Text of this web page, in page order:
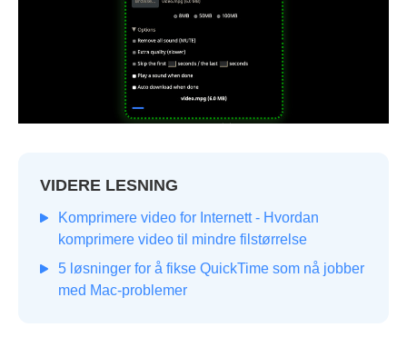
VIDERE LESNING
Komprimere video for Internett - Hvordan
komprimere video til mindre filstørrelse
5 løsninger for å fikse QuickTime som nå jobber
med Mac-problemer